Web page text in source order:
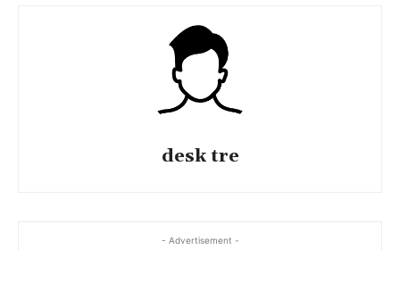
desk tre
- Advertisement -